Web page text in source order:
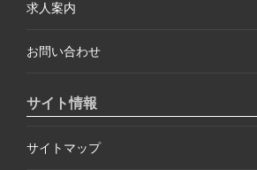
求人案内
お問い合わせ
サイト情報
サイトマップ